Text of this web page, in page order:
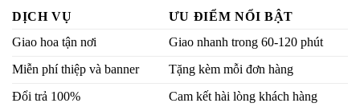
DỊCH VỤ
ƯU ĐIỂM NỔI BẬT
Giao hoa tận nơi
Giao nhanh trong 60-120 phút
Miễn phí thiệp và banner
Tặng kèm mỗi đơn hàng
Đổi trả 100%
Cam kết hài lòng khách hàng